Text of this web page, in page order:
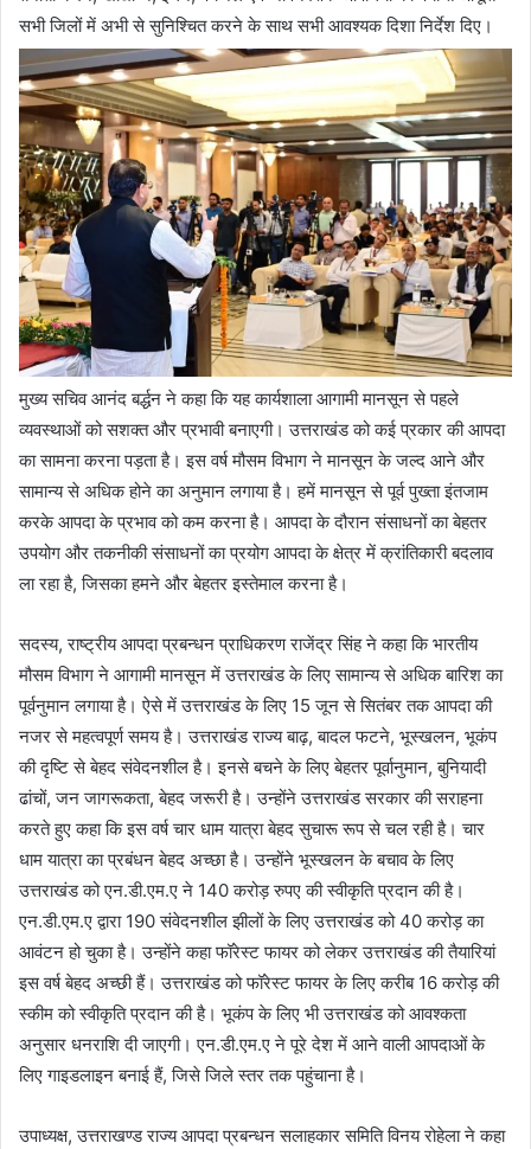
सभी जिलों में अभी से सुनिश्चित करने के साथ सभी आवश्यक दिशा निर्देश दिए।
मुख्य सचिव आनंद बर्द्धन ने कहा कि यह कार्यशाला आगामी मानसून से पहले
व्यवस्थाओं को सशक्त और प्रभावी बनाएगी। उत्तराखंड को कई प्रकार की आपदा
का सामना करना पड़ता है। इस वर्ष मौसम विभाग ने मानसून के जल्द आने और
सामान्य से अधिक होने का अनुमान लगाया है। हमें मानसून से पूर्व पुख्ता इंतजाम
करके आपदा के प्रभाव को कम करना है। आपदा के दौरान संसाधनों का बेहतर
उपयोग और तकनीकी संसाधनों का प्रयोग आपदा के क्षेत्र में क्रांतिकारी बदलाव
ला रहा है, जिसका हमने और बेहतर इस्तेमाल करना है।
सदस्य, राष्ट्रीय आपदा प्रबन्धन प्राधिकरण राजेंद्र सिंह ने कहा कि भारतीय
मौसम विभाग ने आगामी मानसून में उत्तराखंड के लिए सामान्य से अधिक बारिश का
पूर्वनुमान लगाया है। ऐसे में उत्तराखंड के लिए 15 जून से सितंबर तक आपदा की
नजर से महत्वपूर्ण समय है। उत्तराखंड राज्य बाढ़, बादल फटने, भूस्खलन, भूकंप
की दृष्टि से बेहद संवेदनशील है। इनसे बचने के लिए बेहतर पूर्वानुमान, बुनियादी
ढांचों, जन जागरूकता, बेहद जरूरी है। उन्होंने उत्तराखंड सरकार की सराहना
करते हुए कहा कि इस वर्ष चार धाम यात्रा बेहद सुचारू रूप से चल रही है। चार
धाम यात्रा का प्रबंधन बेहद अच्छा है। उन्होंने भूस्खलन के बचाव के लिए
उत्तराखंड को एन.डी.एम.ए ने 140 करोड़ रुपए की स्वीकृति प्रदान की है।
एन.डी.एम.ए द्वारा 190 संवेदनशील झीलों के लिए उत्तराखंड को 40 करोड़ का
आवंटन हो चुका है। उन्होंने कहा फॉरेस्ट फायर को लेकर उत्तराखंड की तैयारियां
इस वर्ष बेहद अच्छी हैं। उत्तराखंड को फॉरेस्ट फायर के लिए करीब 16 करोड़ की
स्कीम को स्वीकृति प्रदान की है। भूकंप के लिए भी उत्तराखंड को आवश्कता
अनुसार धनराशि दी जाएगी। एन.डी.एम.ए ने पूरे देश में आने वाली आपदाओं के
लिए गाइडलाइन बनाई हैं, जिसे जिले स्तर तक पहुंचाना है।
उपाध्यक्ष, उत्तराखण्ड राज्य आपदा प्रबन्धन सलाहकार समिति विनय रोहेला ने कहा